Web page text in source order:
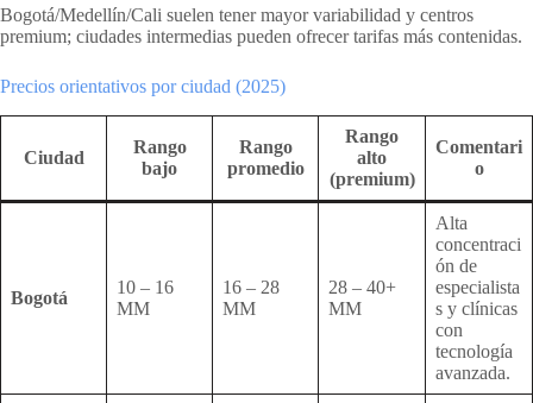
Bogotá/Medellín/Cali suelen tener mayor variabilidad y centros
premium; ciudades intermedias pueden ofrecer tarifas más contenidas.
Precios orientativos por ciudad (2025)
Ciudad
Rango
bajo
Rango
promedio
Rango
alto
(premium)
Comentari
o
Bogotá
10 – 16
MM
16 – 28
MM
28 – 40+
MM
Alta
concentraci
ón de
especialista
s y clínicas
con
tecnología
avanzada.